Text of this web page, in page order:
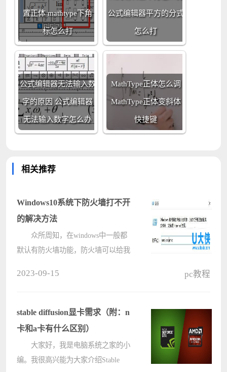
置正体 mathtype下角
标怎么打
公式编辑器平方的分式
怎么打
公式编辑器无法输入数
字的原因 公式编辑器
无法输入数字怎么办
MathType正体怎么调
MathType正体变斜体
快捷键
相关推荐
Windows10系统下防火墙打不开
的解决方法
众所周知，在windows中一般都
默认有防火墙功能，防火墙可以给我
统之后，发现防火墙打不开，为什么
会这????
2023-09-15 pc教程
stable diffusion显卡需求（附：n
卡和a卡有什么区别）
大家好，我是电脑系统之家的小
编。我很高兴能为大家介绍Stable